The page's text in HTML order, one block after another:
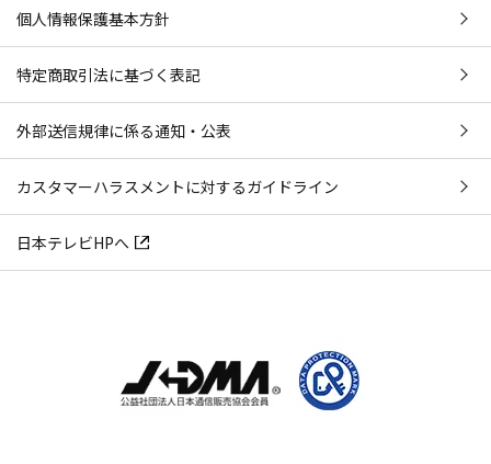
個人情報保護基本方針
特定商取引法に基づく表記
外部送信規律に係る通知・公表
カスタマーハラスメントに対するガイドライン
日本テレビHPへ